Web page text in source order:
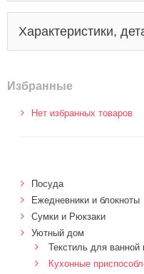
Характеристики,
Избранные
Нет избранных товаров
Посуда
Ежедневники и блокноты
Сумки и Рюкзаки
Уютный дом
Текстиль для ванной
Кухонные